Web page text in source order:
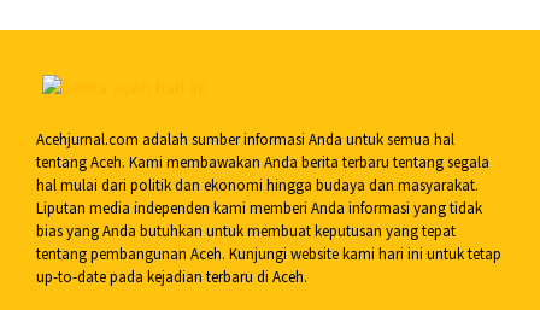
Acehjurnal.com adalah sumber informasi Anda untuk semua hal
tentang Aceh. Kami membawakan Anda berita terbaru tentang segala
hal mulai dari politik dan ekonomi hingga budaya dan masyarakat.
Liputan media independen kami memberi Anda informasi yang tidak
bias yang Anda butuhkan untuk membuat keputusan yang tepat
tentang pembangunan Aceh. Kunjungi website kami hari ini untuk tetap
up-to-date pada kejadian terbaru di Aceh.